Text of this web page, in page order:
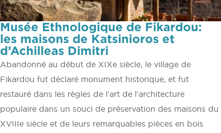
Musée Ethnologique de Fikardou:
les maisons de Katsinioros et
d’Achilleas Dimitri
Abandonné au début de XIXe siècle, le village de
Fikardou fut déclaré monument historique, et fut
restauré dans les règles de l’art de l’architecture
populaire dans un souci de préservation des maisons du
XVIIIe siècle et de leurs remarquables pièces en bois